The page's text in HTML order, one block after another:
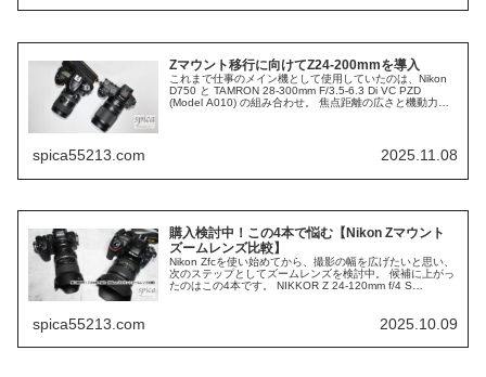
Zマウント移行に向けてZ24-200mmを導入
これまで仕事のメイン機として使用していたのは、Nikon
D750 と TAMRON 28-300mm F/3.5-6.3 Di VC PZD
(Model A010) の組み合わせ。 焦点距離の広さと機動力を
spica55213.com 2025.11.08
購入検討中！この4本で悩む【Nikon Zマウント
ズームレンズ比較】
Nikon Zfcを使い始めてから、撮影の幅を広げたいと思い、
次のステップとしてズームレンズを検討中。 候補に上がっ
たのはこの4本です。 NIKKOR Z 24-120mm f/4 S
spica55213.com 2025.10.09